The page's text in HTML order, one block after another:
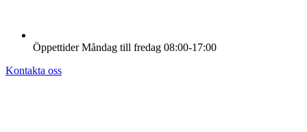
Öppettider Måndag till fredag 08:00-17:00
Kontakta oss